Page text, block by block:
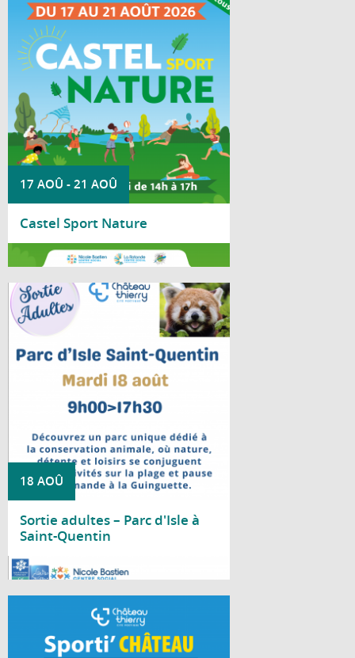
17 AOÛ -21 AOÛ
Castel Sport Nature
Joseph accueille la deuxième édition de
Castel Sport Nature.
Lire la suite
18 AOÛ
Sortie adultes – Parc d'Isle à
Saint-Quentin
Le Centre social Nicole Bastien vous
propose une sortie au Parc d'Isle, à Saint-
Quentin, le mardi 18 août, de 9 h à 17 h 30.
À chaque période de vacances scolaires, la
Ville de Château-Thierry invite les jeunes à
découvrir durant deux jours une multitude